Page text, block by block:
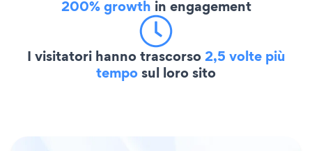
200% growth in engagement
I visitatori hanno trascorso2,5 volte più
temposul loro sito